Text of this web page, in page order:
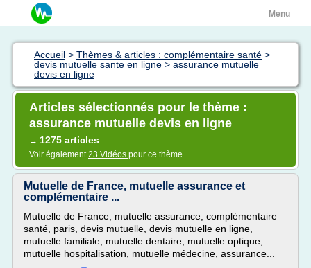
Menu
Accueil > Thèmes & articles : complémentaire santé >
devis mutuelle sante en ligne > assurance mutuelle
devis en ligne
Articles sélectionnés pour le thème :
assurance mutuelle devis en ligne
→ 1275 articles
Voir également23 Vidéos pour ce thème
Mutuelle de France, mutuelle assurance et
complémentaire ...
Mutuelle de France, mutuelle assurance, complémentaire
santé, paris, devis mutuelle, devis mutuelle en ligne,
mutuelle familiale, mutuelle dentaire, mutuelle optique,
mutuelle hospitalisation, mutuelle médecine, assurance...